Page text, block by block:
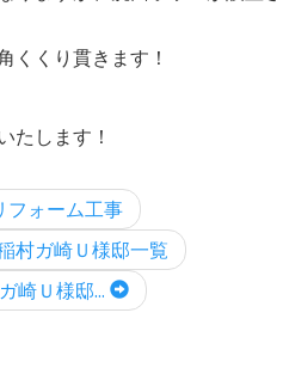
くくり貫きます！
たします！
フォーム工事
村ガ崎Ｕ様邸一覧
崎Ｕ様邸...